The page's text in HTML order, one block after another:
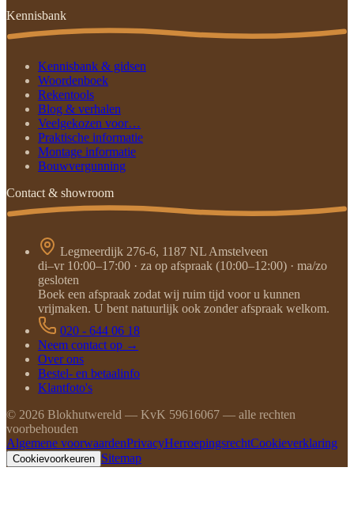
Kennisbank
Kennisbank & gidsen
Woordenboek
Rekentools
Blog & verhalen
Veelgekozen voor…
Praktische informatie
Montage informatie
Bouwvergunning
Contact & showroom
Legmeerdijk 276-6, 1187 NL Amstelveen
di–vr 10:00–17:00 · za op afspraak (10:00–12:00) · ma/zo
gesloten
Boek een afspraak zodat wij ruim tijd voor u kunnen
vrijmaken. U bent natuurlijk ook zonder afspraak welkom.
020 - 644 06 18
Neem contact op →
Over ons
Bestel- en betaalinfo
Klantfoto's
© 2026 Blokhutwereld — KvK 59616067 — alle rechten
voorbehouden
Algemene voorwaardenPrivacyHerroepingsrechtCookieverklaring
Cookievoorkeuren Sitemap